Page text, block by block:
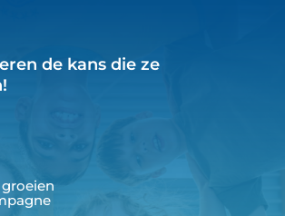
de kans die ze